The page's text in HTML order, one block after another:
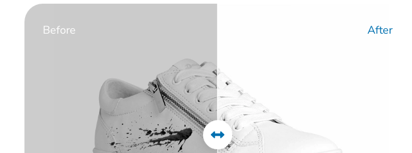
Before After